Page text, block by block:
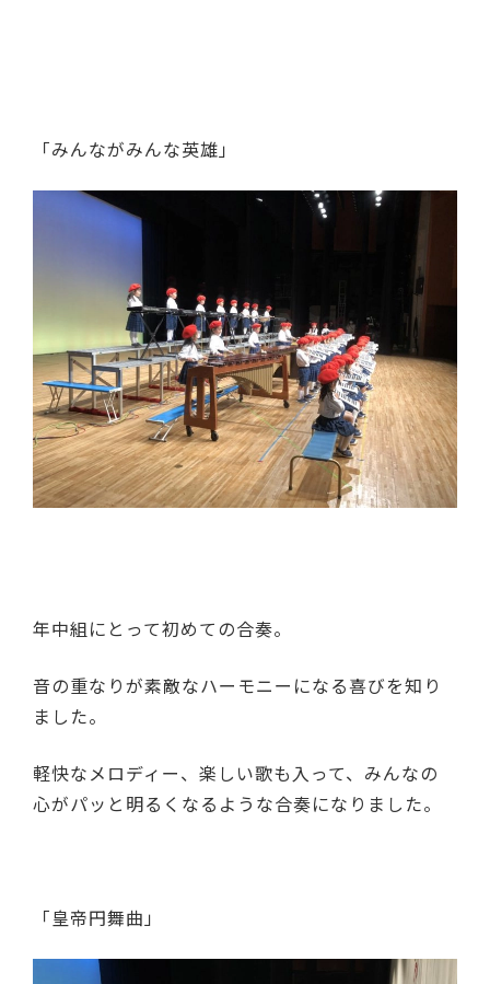
「みんながみんな英雄」
年中組にとって初めての合奏。
音の重なりが素敵なハーモニーになる喜びを知り
ました。
軽快なメロディー、楽しい歌も入って、みんなの
心がパッと明るくなるような合奏になりました。
「皇帝円舞曲」